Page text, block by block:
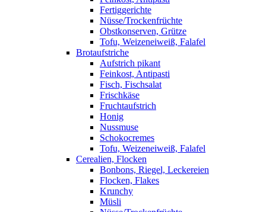
Fertiggerichte
Nüsse/Trockenfrüchte
Obstkonserven, Grütze
Tofu, Weizeneiweiß, Falafel
Brotaufstriche
Aufstrich pikant
Feinkost, Antipasti
Fisch, Fischsalat
Frischkäse
Fruchtaufstrich
Honig
Nussmuse
Schokocremes
Tofu, Weizeneiweiß, Falafel
Cerealien, Flocken
Bonbons, Riegel, Leckereien
Flocken, Flakes
Krunchy
Müsli